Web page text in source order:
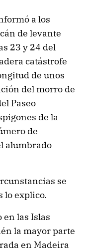
a los
de levante
23 y 24 del
catástrofe
de unos
del morro de
Paseo
de la
de
alumbrado
se
lo explico.
las Islas
la mayor parte
en Madeira